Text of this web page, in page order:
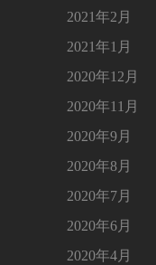
2021年2月
2021年1月
2020年12月
2020年11月
2020年9月
2020年8月
2020年7月
2020年6月
2020年4月